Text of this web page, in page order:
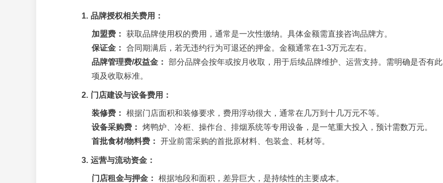
1. 品牌授权相关费用：
加盟费：
获取品牌使用权的费用，通常是一次性缴纳。具体金额需直接咨询品牌方。
保证金：
合同期满后，若无违约行为可退还的押金。金额通常在1-3万元左右。
品牌管理费/权益金：
部分品牌会按年或按月收取，用于后续品牌维护、运营支持。需明确是否有此
项及收取标准。
2. 门店建设与设备费用：
装修费：
根据门店面积和装修要求，费用浮动很大，通常在几万到十几万元不等。
设备采购费：
烤鸭炉、冷柜、操作台、排烟系统等专用设备，是一笔重大投入，预计需数万元。
首批食材/物料费：
开业前需采购的首批原材料、包装盒、耗材等。
3. 运营与流动资金：
门店租金与押金：
根据地段和面积，差异巨大，是持续性的主要成本。